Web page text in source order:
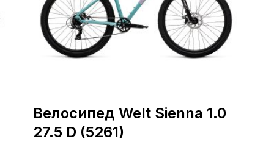
Велосипед Welt Sienna 1.0
27.5 D (5261)